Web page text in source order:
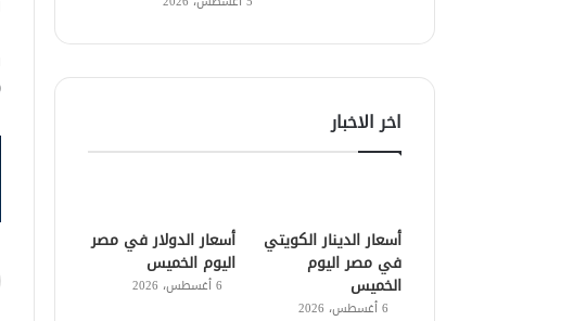
اخر الاخبار
أسعار الدينار الكويتي
في مصر اليوم
الخميس
6 أغسطس، 2026
أسعار الدولار في مصر
اليوم الخميس
6 أغسطس، 2026